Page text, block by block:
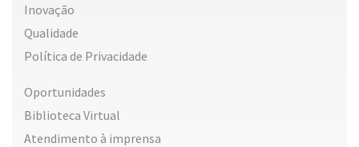
Inovação
Qualidade
Política de Privacidade
Oportunidades
Biblioteca Virtual
Atendimento à imprensa